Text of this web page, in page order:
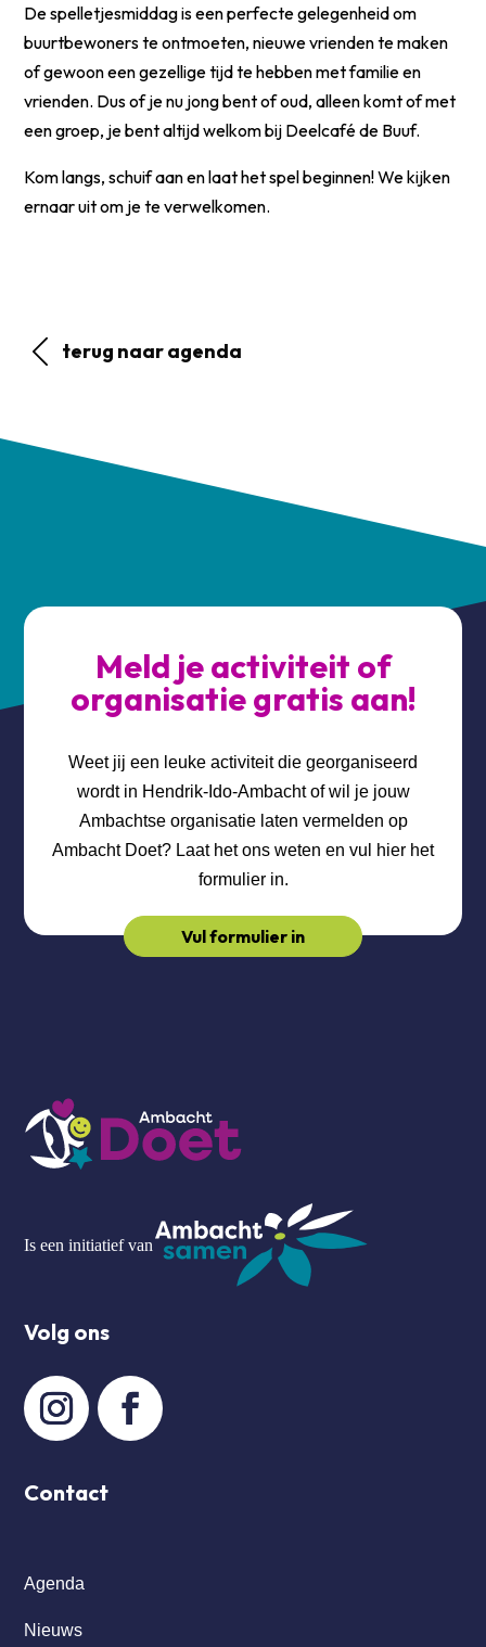
De spelletjesmiddag is een perfecte gelegenheid om
buurtbewoners te ontmoeten, nieuwe vrienden te maken
of gewoon een gezellige tijd te hebben met familie en
vrienden. Dus of je nu jong bent of oud, alleen komt of met
een groep, je bent altijd welkom bij Deelcafé de Buuf.
Kom langs, schuif aan en laat het spel beginnen! We kijken
ernaar uit om je te verwelkomen.
terug naar agenda
Meld je activiteit of
organisatie gratis aan!
Weet jij een leuke activiteit die georganiseerd
wordt in Hendrik-Ido-Ambacht of wil je jouw
Ambachtse organisatie laten vermelden op
Ambacht Doet? Laat het ons weten en vul hier het
formulier in.
Vul formulier in
Is een initiatief van
Volg ons
Contact
Agenda
Nieuws